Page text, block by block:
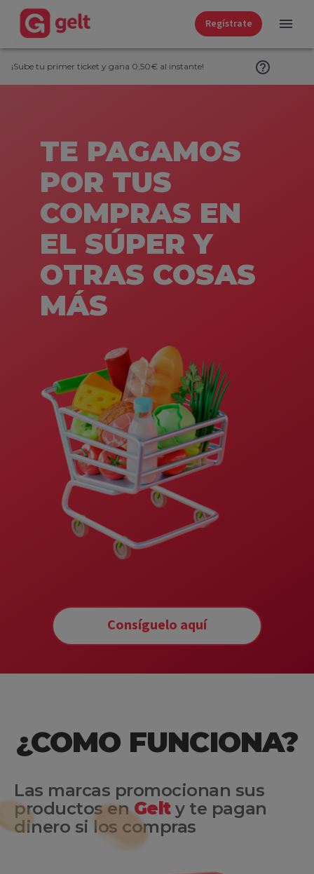
Regístrate
¡Sube tu primer ticket y gana 0,50€ al instante!
TE PAGAMOS
POR TUS
COMPRAS EN
EL SÚPER Y
OTRAS COSAS
MÁS
Consíguelo aquí
¿COMO FUNCIONA?
Las marcas promocionan sus
productos enGelty te pagan
dinero si los compras